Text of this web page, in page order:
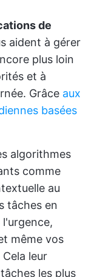
de
aident à gérer
plus loin
et à
Grâce aux
basées
algorithmes
comme
au
tâches en
même vos
leur
les plus